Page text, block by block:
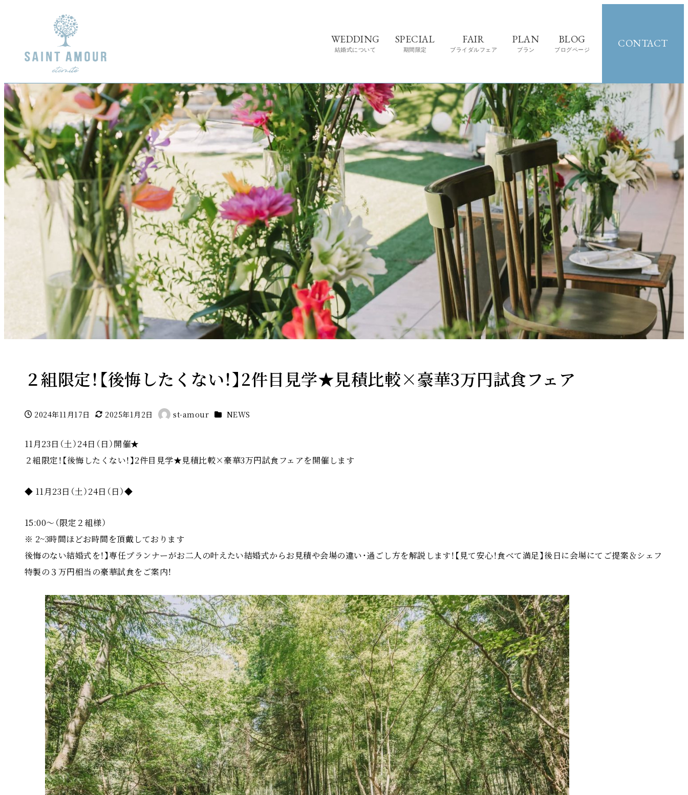
WEDDING
結婚式について
SPECIAL
期間限定
FAIR
ブライダルフェア
PLAN
プラン
BLOG
ブログページ CONTACT
２組限定！【後悔したくない！】2件目見学★見積比較×豪華3万円試食フェア
投稿日
2024年11月17日
更新日
2025年1月2日
著
st-amour カテゴリー
NEWS
11月23日（土）24日（日）開催★
２組限定！【後悔したくない！】2件目見学★見積比較×豪華3万円試食フェアを開催します
◆ 11月23日（土）24日（日）◆
15:00〜（限定２組様）
※ 2~3時間ほどお時間を頂戴しております
後悔のない結婚式を！】専任プランナーがお二人の叶えたい結婚式からお見積や会場の違い・過ごし方を解説します！【見て安心！食べて満足】後日に会場にてご提案＆シェフ
特製の３万円相当の豪華試食をご案内！